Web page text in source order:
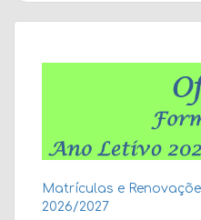
Matrículas e
2026/2027